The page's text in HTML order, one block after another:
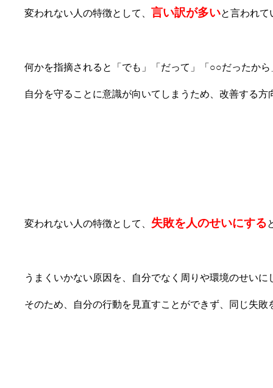
変われない人の特徴として、 言い訳が多いと言われて
何かを指摘されると「でも」「だって」「○○だったか
自分を守ることに意識が向いてしまうため、改善する
変われない人の特徴として、 失敗を人のせいにする
うまくいかない原因を、自分でなく周りや環境のせいに
そのため、自分の行動を見直すことができず、同じ失敗